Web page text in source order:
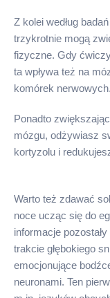
Z kolei według
trzykrotnie mogą
fizyczne. Gdy
ta wpływa też na
komórek nerwowych.
Ponadto
mózgu, odżywiasz
kortyzolu i
Warto też zdawać
noce ucząc się do
informacje
trakcie głębokiego
emocjonujące
neuronami. Ten